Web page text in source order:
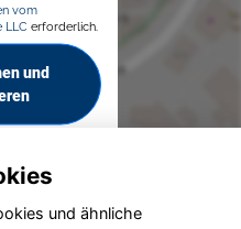
vom
LLC erforderlich.
und
und ähnliche